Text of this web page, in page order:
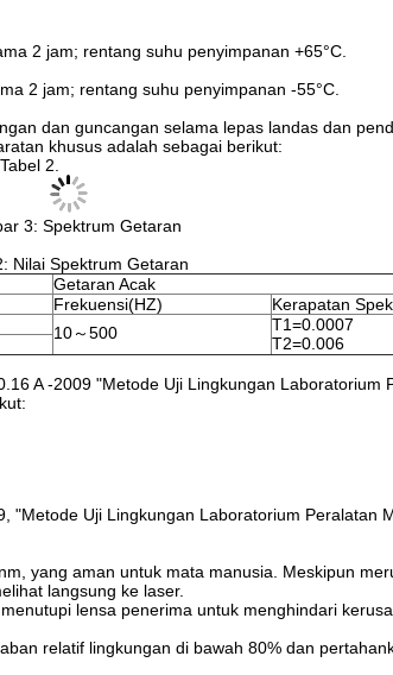
2 jam; rentang suhu penyimpanan +65°C.
2 jam; rentang suhu penyimpanan -55°C.
dan guncangan selama lepas landas dan
khusus adalah sebagai berikut:
2.
3: Spektrum Getaran
Nilai Spektrum Getaran
Getaran Acak
Frekuensi(HZ)
Kerapatan
10～500
T1=0.0007
T2=0.006
A -2009 "Metode Uji Lingkungan Laboratorium
"Metode Uji Lingkungan Laboratorium Peralatan
yang aman untuk mata manusia. Meskipun
langsung ke laser.
lensa penerima untuk menghindari
relatif lingkungan di bawah 80% dan